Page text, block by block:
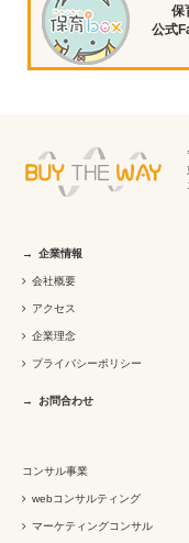
保
公式
企業情報
会社概要
アクセス
企業理念
プライバシーポリシー
お問合わせ
コンサル事業
webコンサルティング
マーケティングコンサル